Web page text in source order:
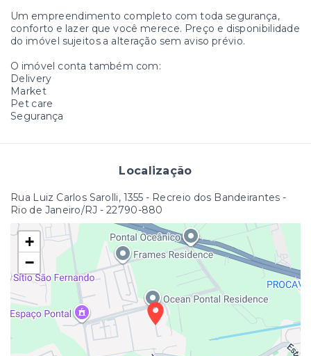
Um empreendimento completo com toda segurança,
conforto e lazer que você merece. Preço e disponibilidade
do imóvel sujeitos a alteração sem aviso prévio.
O imóvel conta também com:
Delivery
Market
Pet care
Segurança
Localização
Rua Luiz Carlos Sarolli, 1355 - Recreio dos Bandeirantes -
Rio de Janeiro/RJ - 22790-880
+
−